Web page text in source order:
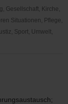
Gesellschaft, Kirche,
Situationen, Pflege,
Sport, Umwelt,